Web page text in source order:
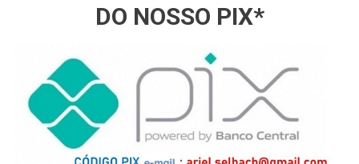
DO NOSSO PIX*